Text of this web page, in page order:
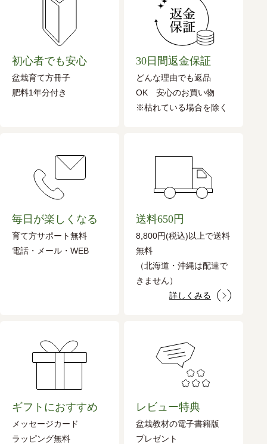
初心者でも安心
盆栽育て方冊子
肥料1年分付き
30日間返金保証
どんな理由でも返品
OK 安心のお買い物
※枯れている場合を除く
毎日が楽しくなる
育て方サポート無料
電話・メール・WEB
送料650円
8,800円(税込)以上で送料
無料
（北海道・沖縄は配達で
きません）
詳しくみる
ギフトにおすすめ
メッセージカード
ラッピング無料
レビュー特典
盆栽教材の電子書籍版
プレゼント